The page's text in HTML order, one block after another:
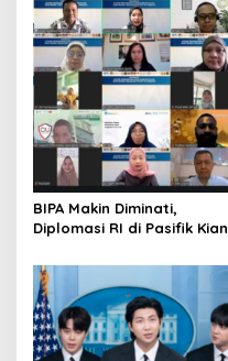
BIPA Makin Diminati,
Diplomasi RI di Pasifik Kian